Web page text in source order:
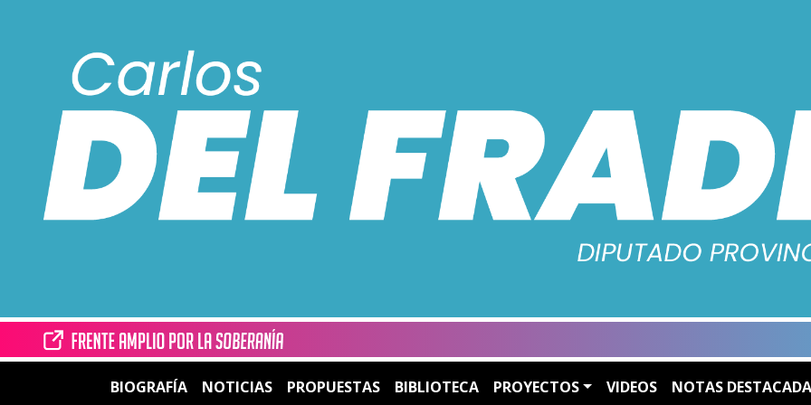
BIOGRAFÍA NOTICIAS PROPUESTAS BIBLIOTECA PROYECTOS VIDEOS NOTAS